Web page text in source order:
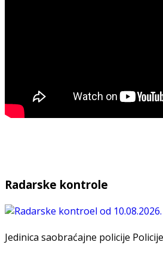
Radarske kontrole
Jedinica saobraćajne policije